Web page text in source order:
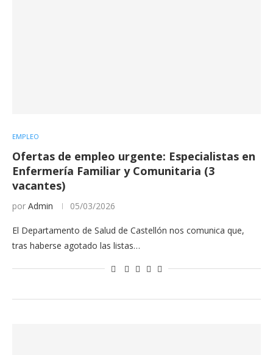
EMPLEO
Ofertas de empleo urgente: Especialistas en
Enfermería Familiar y Comunitaria (3
vacantes)
por Admin 05/03/2026
El Departamento de Salud de Castellón nos comunica que,
tras haberse agotado las listas…